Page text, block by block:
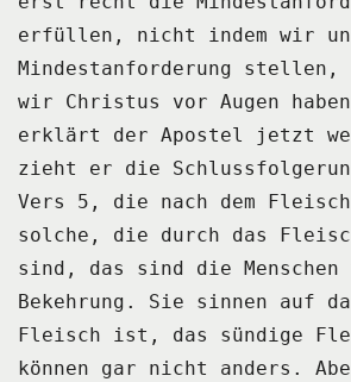
erfüllen,
nicht indem wir
Mindestanforderung stellen,
wir Christus vor Augen
erklärt der Apostel jetzt
zieht er die
Vers 5, die nach dem
solche, die durch das
sind, das sind die Menschen
Bekehrung.
Sie sinnen auf
Fleisch ist, das sündige
können gar nicht anders.